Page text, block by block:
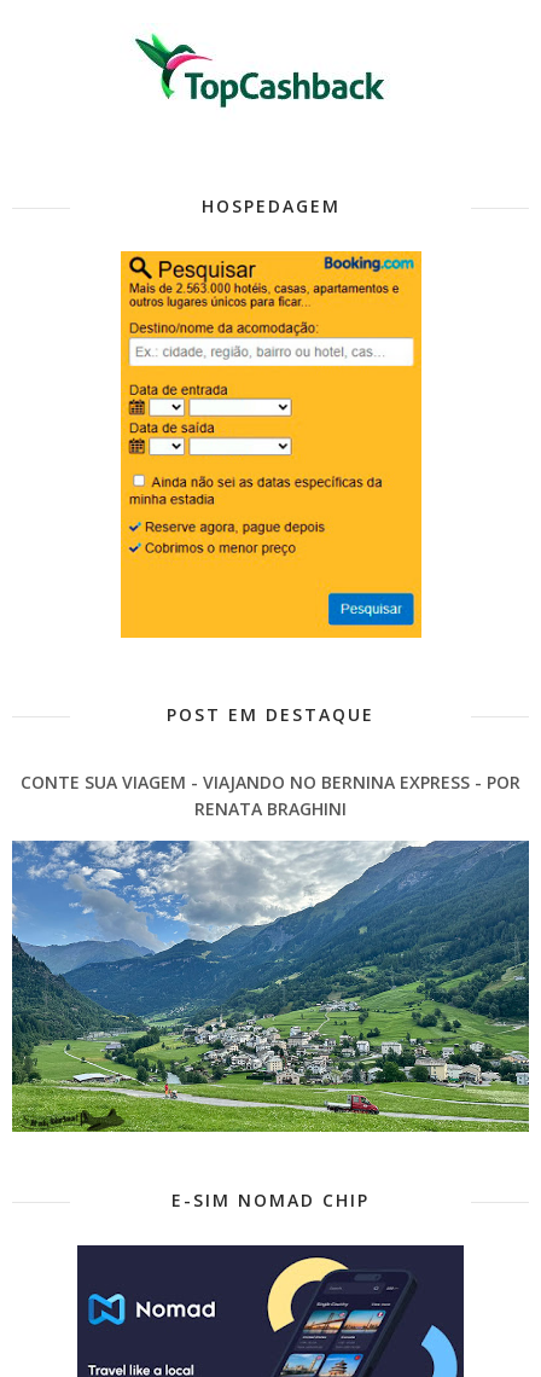
HOSPEDAGEM
POST EM DESTAQUE
CONTE SUA VIAGEM - VIAJANDO NO BERNINA EXPRESS - POR
RENATA BRAGHINI
E-SIM NOMAD CHIP